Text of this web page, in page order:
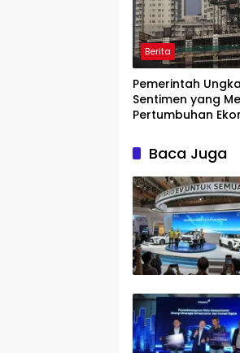
Berita
Pemerintah
Sentimen yang
Pertumbuhan
Baca Juga